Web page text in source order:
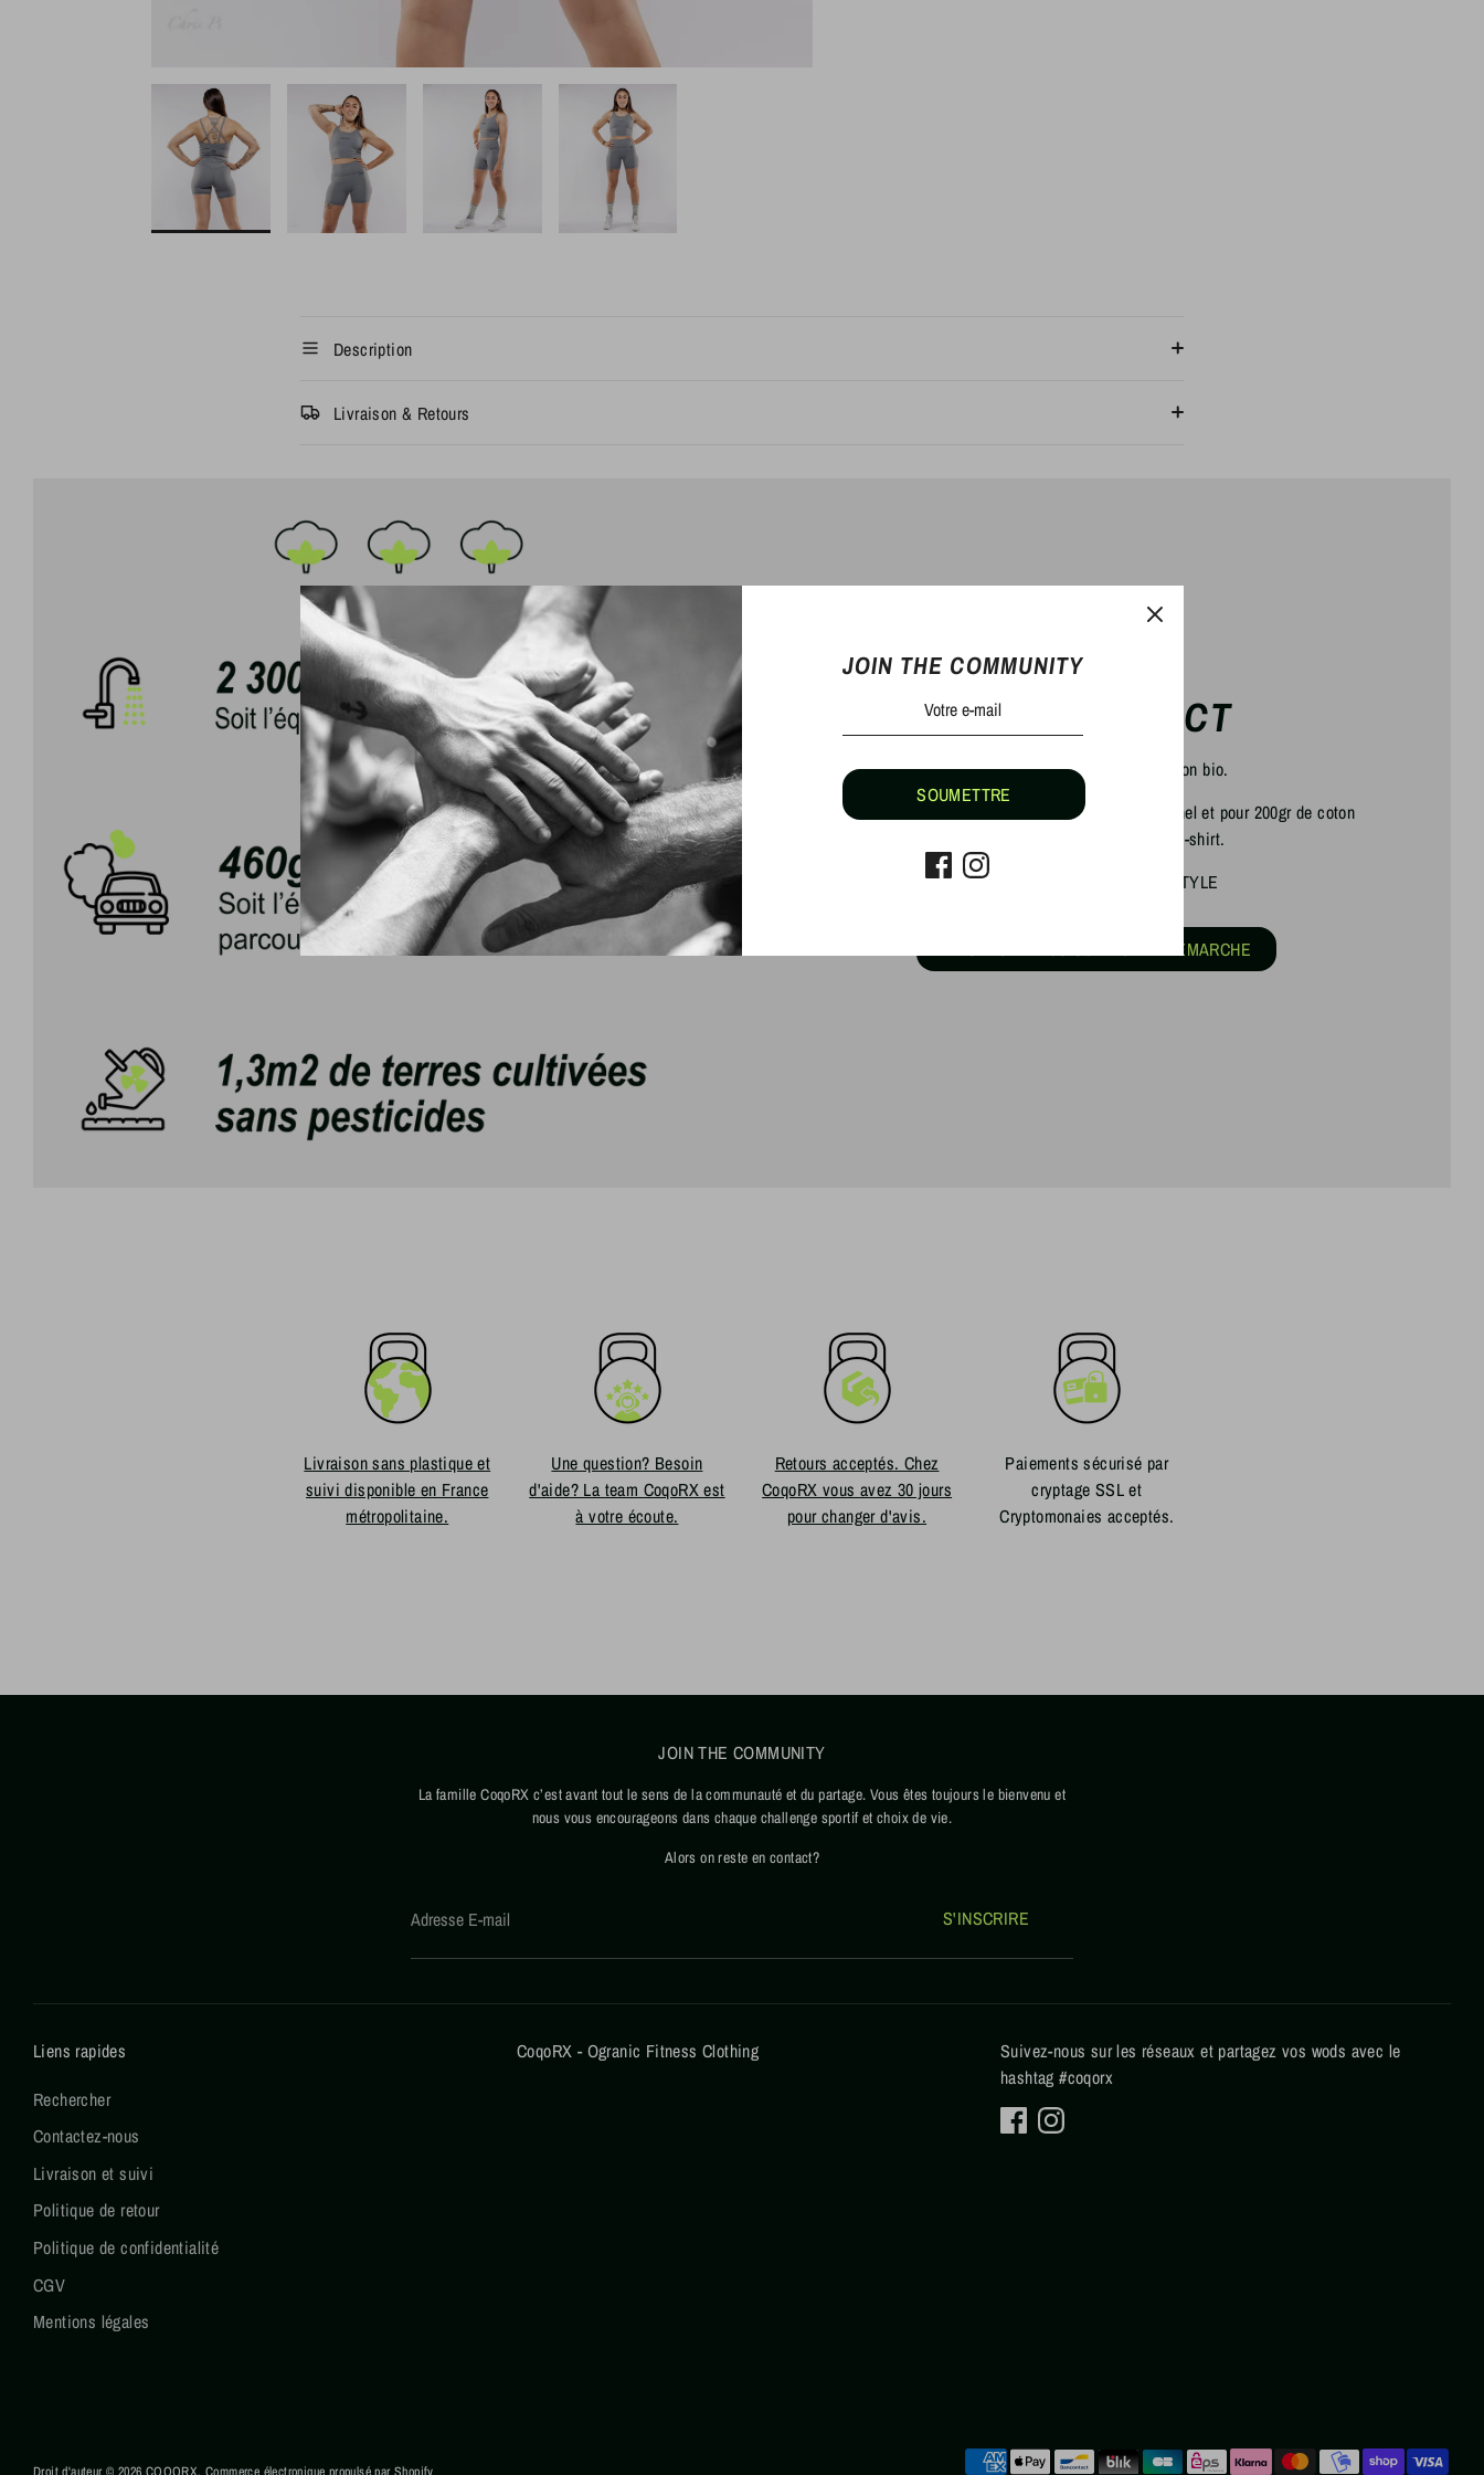
Description
Livraison & Retours
VOTRE IMPACT
En choisissant un t-shirt en coton bio.
Comparativement à une culture de coton traditionnel et pour 200gr de coton
nécessaire à la réalistion d'un t-shirt.
RESPECT LIFE, RESPECT STYLE
EN SAVOIR PLUS SUR NOTRE DEMARCHE
Livraison sans plastique et
suivi disponible en France
métropolitaine.
Une question? Besoin
d'aide? La team CoqoRX est
à votre écoute.
Retours acceptés. Chez
CoqoRX vous avez 30 jours
pour changer d'avis.
Paiements sécurisé par
cryptage SSL et
Cryptomonaies acceptés.
JOIN THE COMMUNITY
SOUMETTRE
JOIN THE COMMUNITY
La famille CoqoRX c’est avant tout le sens de la communauté et du partage. Vous êtes toujours le bienvenu et
nous vous encourageons dans chaque challenge sportif et choix de vie.
Alors on reste en contact?
Adresse E-mail S'INSCRIRE
Liens rapides
Rechercher
Contactez-nous
Livraison et suivi
Politique de retour
Politique de confidentialité
CGV
Mentions légales
CoqoRX - Ogranic Fitness Clothing
Suivez-nous sur les réseaux et partagez vos wods avec le
hashtag #coqorx
Méthodes